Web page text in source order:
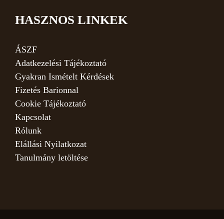
HASZNOS LINKEK
ÁSZF
Adatkezelési Tájékoztató
Gyakran Ismételt Kérdések
Fizetés Barionnal
Cookie Tájékoztató
Kapcsolat
Rólunk
Elállási Nyilatkozat
Tanulmány letöltése